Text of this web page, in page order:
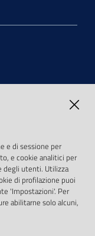
e di sessione per
e cookie analitici per
degli utenti. Utilizza
di profilazione puoi
'Impostazioni'. Per
abilitarne solo alcuni,